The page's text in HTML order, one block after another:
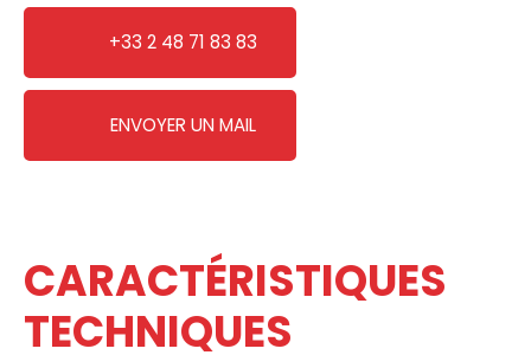
+33 2 48 71 83 83
ENVOYER UN MAIL
CARACTÉRISTIQUES
TECHNIQUES